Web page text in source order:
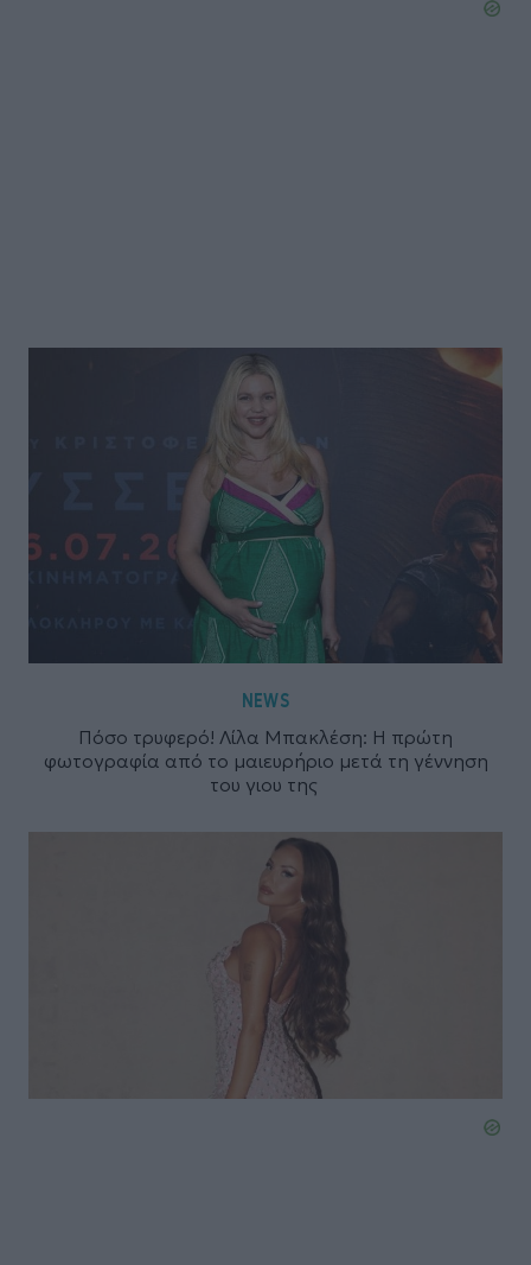
NEWS
Πόσο τρυφερό! Λίλα Μπακλέση: Η πρώτη
φωτογραφία από το μαιευρήριο μετά τη γέννηση
του γιου της